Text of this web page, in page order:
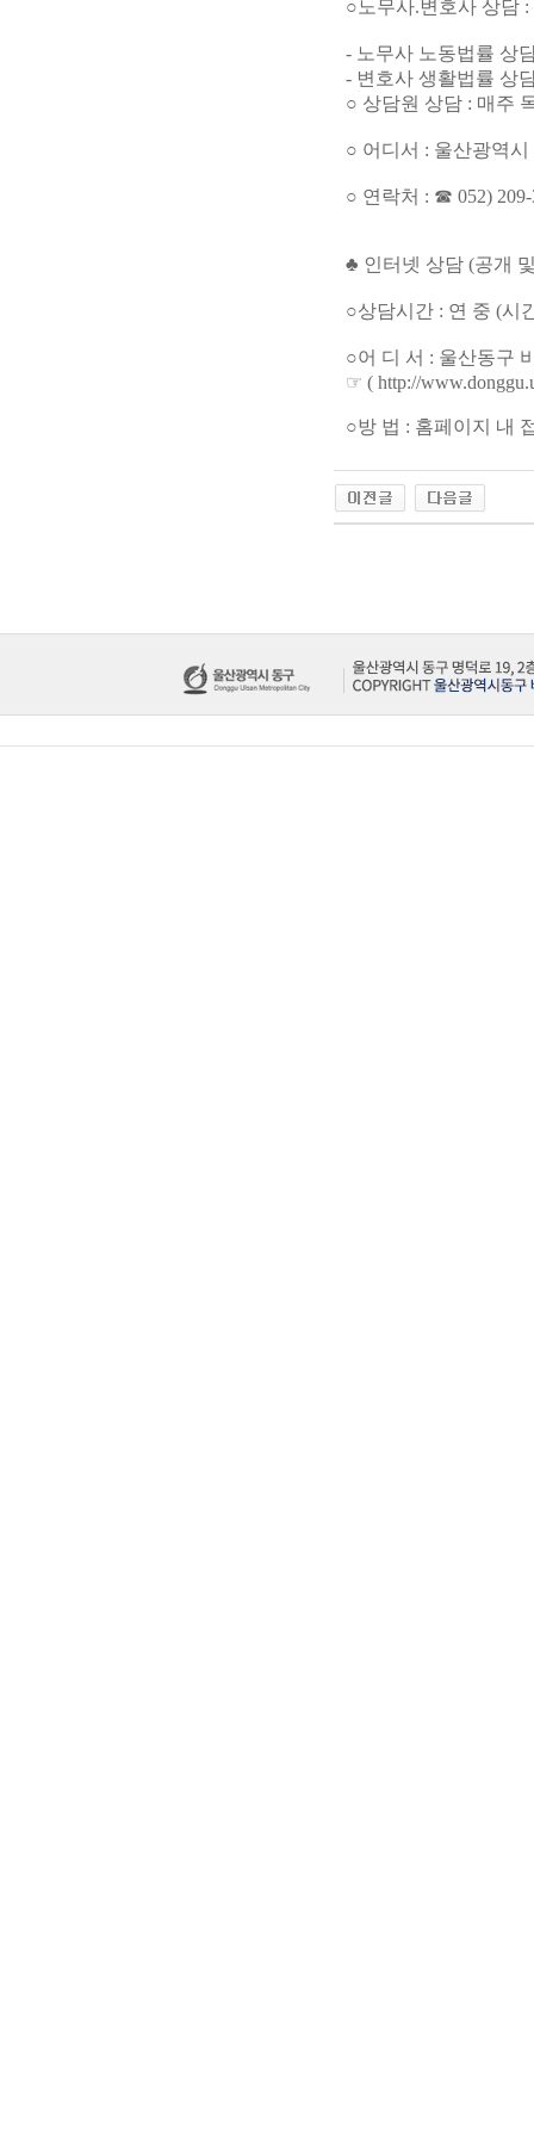
○노무사.변호사 상담
- 노무사 노동법률 상
- 변호사 생활법률 상
○ 상담원 상담 : 매주
○ 어디서 : 울산광역
○ 연락처 : ☎ 052) 209-
♣ 인터넷 상담 (공개
○상담시간 : 연 중 (시
○어 디 서 : 울산동구
☞ ( http://
○방 법 : 홈페이지 내